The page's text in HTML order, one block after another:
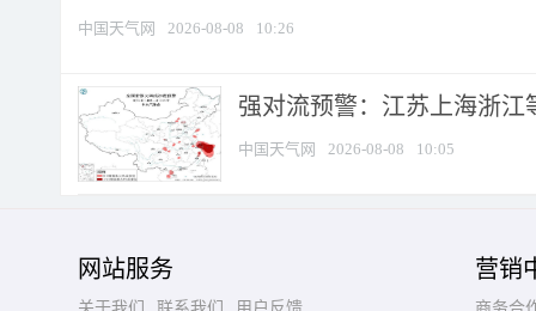
中国天气网 2026-08-08 10:26
强对流预警：江苏上海浙江
中国天气网 2026-08-08 10:05
网站服务 营销